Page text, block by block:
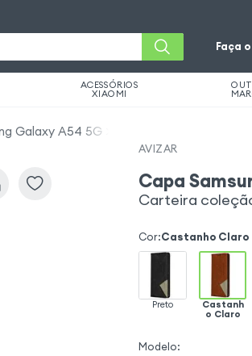
Faça
ACESSÓRIOS
XIAOMI
Galaxy A54 5G
AVIZAR
Capa
Carteira
Cor:Castanho Claro
Preto
Castanh
o Claro
Modelo: